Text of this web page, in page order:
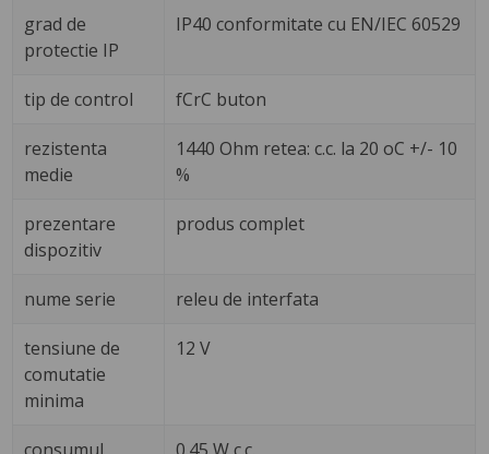
grad de
protectie IP
IP40 conformitate cu EN/IEC 60529
tip de control fCrC buton
rezistenta
medie
1440 Ohm retea: c.c. la 20 oC +/- 10
%
prezentare
dispozitiv
produs complet
nume serie releu de interfata
tensiune de
comutatie
minima
12 V